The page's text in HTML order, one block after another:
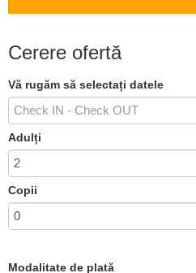
Cerere ofertă
Vă rugăm să selectați datele
Adulți
Copii
Modalitate de plată